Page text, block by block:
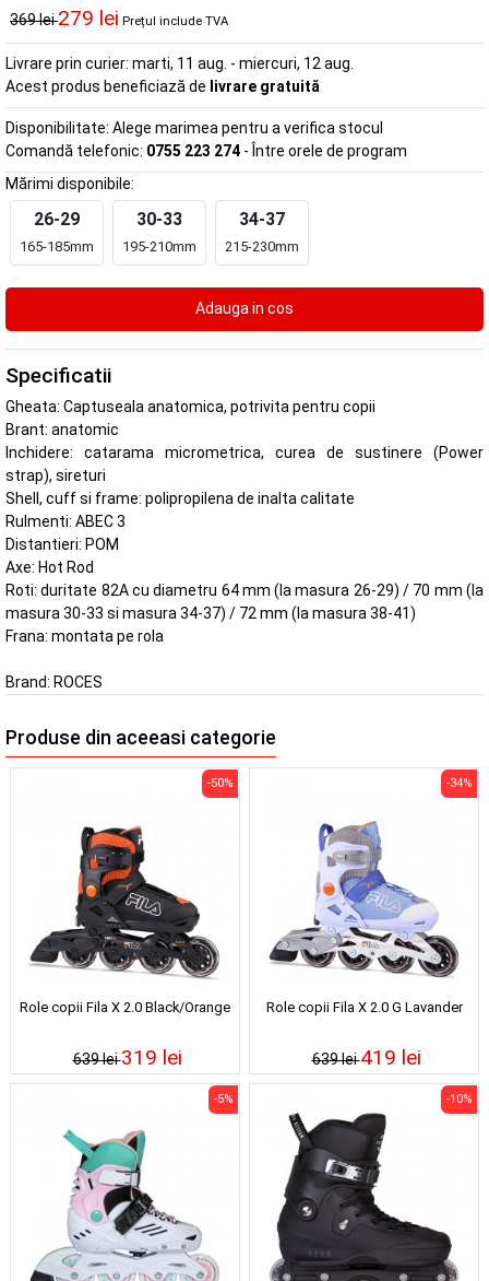
369 lei279 lei Prețul include TVA
Livrare prin curier: marti, 11 aug. - miercuri, 12 aug.
Acest produs beneficiază de livrare gratuită
Disponibilitate: Alege marimea pentru a verifica stocul
Comandă telefonic: 0755 223 274 - Între orele de program
Mărimi disponibile:
26-29
165-185mm
30-33
195-210mm
34-37
215-230mm
Specificatii
Gheata: Captuseala anatomica, potrivita pentru copii
Brant: anatomic
Inchidere: catarama micrometrica, curea de sustinere (Power
strap), sireturi
Shell, cuff si frame: polipropilena de inalta calitate
Rulmenti: ABEC 3
Distantieri: POM
Axe: Hot Rod
Roti: duritate 82A cu diametru 64 mm (la masura 26-29) / 70 mm (la
masura 30-33 si masura 34-37) / 72 mm (la masura 38-41)
Frana: montata pe rola
Brand: ROCES
Produse din aceeasi categorie
Role copii Fila X 2.0 Black/Orange
639 lei
-50%
319 lei
Role copii Fila X 2.0 G Lavander
639 lei
-34%
419 lei
-5% -10%